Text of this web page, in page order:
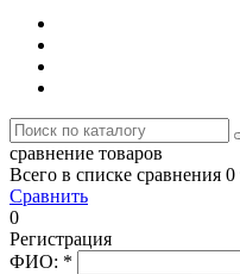
сравнение товаров
Всего в списке сравнения 0
Сравнить
0
Регистрация
ФИО: *